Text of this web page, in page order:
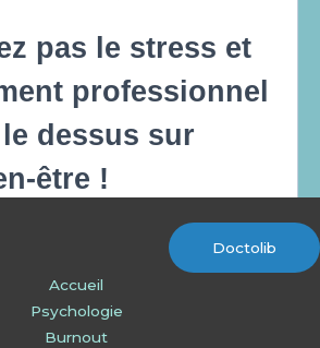
Doctolib
Accueil
Psychologie
Burnout